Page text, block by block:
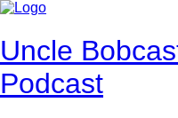
Uncle
Podcast